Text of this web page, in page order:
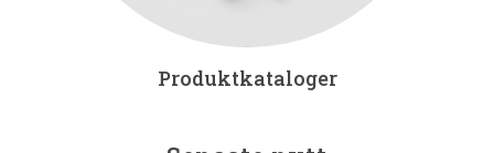
Produktkataloger